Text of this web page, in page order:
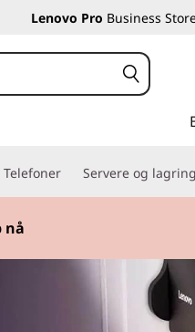
Lenovo Pro Business
Telefoner Servere og lagring
din!